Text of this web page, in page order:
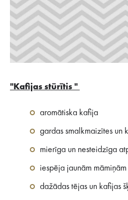
"Kafijas stūrītis "
aromātiska kafija
gardas smalkmaizītes un
mierīga un nesteidzīga
iespēja jaunām
dažādas tējas un kafijas